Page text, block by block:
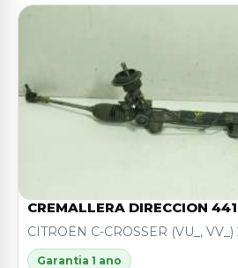
CREMALLERA DIRECCION
CITROËN C-CROSSER (VU_, VV_)
Garantia 1 ano